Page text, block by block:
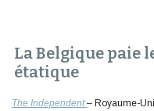
La Belgique paie
étatique
The Independent – Royaume-